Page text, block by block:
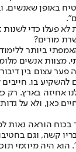
באופן שאנשים,
פעלו כדי לשנות
מורים?
ביותר
מצוות אנשים
פער עצום בין
בו. חייבים
אחיזה בארץ. רק
כאן, ולא על
בכוח הוראה נאות
קשה, וגם
היה מיוזמי